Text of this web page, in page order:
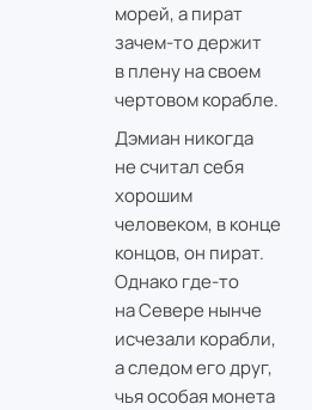
морей, а пират
зачем-то держит
в плену на своем
чертовом корабле.
Дэмиан никогда
не считал себя
хорошим
человеком, в конце
концов, он пират.
Однако где-то
на Севере нынче
исчезали корабли,
а следом его друг,
чья особая монета